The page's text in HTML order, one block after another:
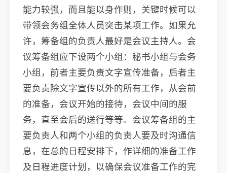
能力较强，而且能以身作则，关键时候可以
带领会务组全体人员突击某项工作。如果允
许，筹备组的负责人最好是会议主持人。会
议筹备组应下设两个小组：秘书小组与会务
小组，前者主要负责文字宣传准备，后者主
要负责除文字宣传以外的所有工作，从会前
的准备，会议开始的接待，会议中间的服
务，直至会后的送行等等。会议筹备组的主
要负责人和两个小组的负责人要及时沟通信
息，在总的日程安排下，作详细的准备工作
及日程进度计划，以确保会议准备工作的完